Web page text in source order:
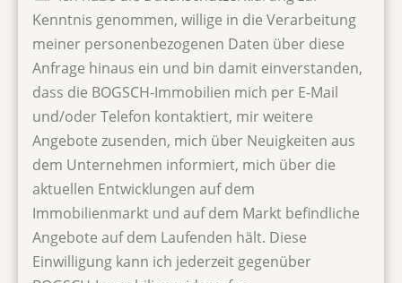
h
e
c
k
b
o
x
D
t
e
n
v
e
r
a
Kenntnis genommen, willige in die Verarbeitung
meiner personenbezogenen Daten über diese
Anfrage hinaus ein und bin damit einverstanden,
dass die BOGSCH-Immobilien mich per E-Mail
und/oder Telefon kontaktiert, mir weitere
Angebote zusenden, mich über Neuigkeiten aus
dem Unternehmen informiert, mich über die
aktuellen Entwicklungen auf dem
Immobilienmarkt und auf dem Markt befindliche
Angebote auf dem Laufenden hält. Diese
Einwilligung kann ich jederzeit gegenüber